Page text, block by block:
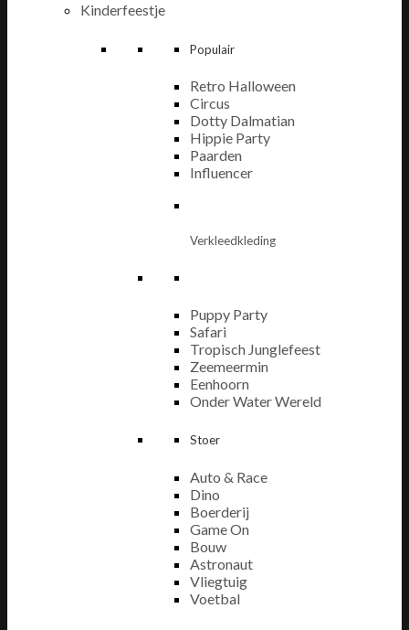
Kinderfeestje
Populair
Retro Halloween
Circus
Dotty Dalmatian
Hippie Party
Paarden
Influencer
Verkleedkleding
Puppy Party
Safari
Tropisch Junglefeest
Zeemeermin
Eenhoorn
Onder Water Wereld
Stoer
Auto & Race
Dino
Boerderij
Game On
Bouw
Astronaut
Vliegtuig
Voetbal